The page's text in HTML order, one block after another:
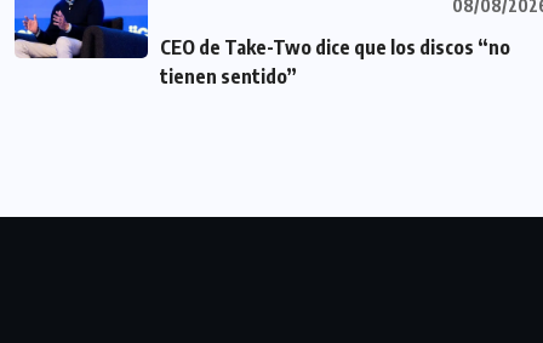
08/08/
CEO de Take-Two dice que los discos “no
tienen sentido”